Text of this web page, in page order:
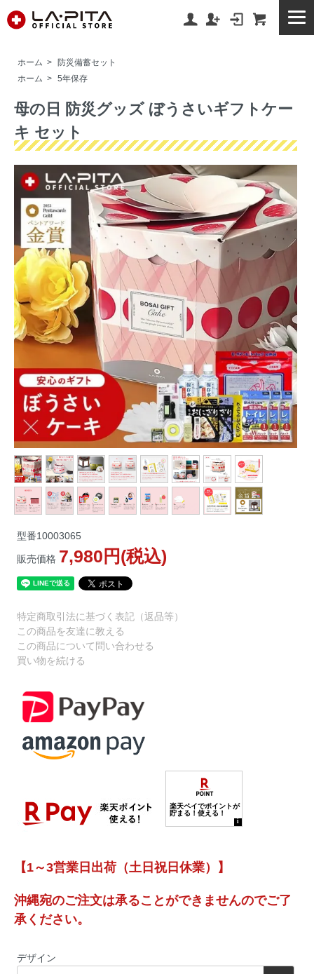
ホーム >
防災備蓄セット
ホーム > 5年保存
母の日 防災グッズ ぼうさいギフトケー
キ セット
型番10003065
販売価格 7,980円(税込)
特定商取引法に基づく表記（返品等）
この商品を友達に教える
この商品について問い合わせる
買い物を続ける
【1～3営業日出荷（土日祝日休業）】
沖縄宛のご注文は承ることができませんのでご了
承ください。
デザイン